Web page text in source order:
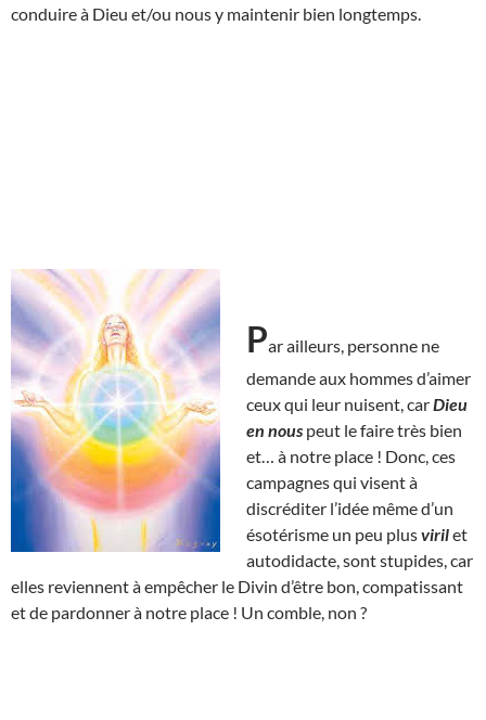
conduire à Dieu et/ou nous y maintenir bien longtemps.
Par ailleurs, personne ne
demande aux hommes d’aimer
ceux qui leur nuisent, carDieu
en nous peut le faire très bien
et… à notre place ! Donc, ces
campagnes qui visent à
discréditer l’idée même d’un
ésotérisme un peu plusvirilet
autodidacte, sont stupides, car
elles reviennent à empêcher le Divin d’être bon, compatissant
et de pardonner à notre place ! Un comble, non ?